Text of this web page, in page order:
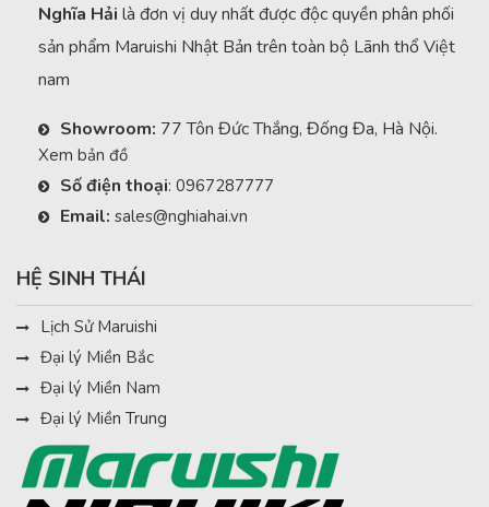
Nghĩa Hải là đơn vị duy nhất được độc quyền phân phối
sản phẩm Maruishi Nhật Bản trên toàn bộ Lãnh thổ Việt
nam
Showroom: 77 Tôn Đức Thắng, Đống Đa, Hà Nội.
Xem bản đồ
Số điện thoại: 0967287777
Email: sales@nghiahai.vn
HỆ SINH THÁI
Lịch Sử Maruishi
Đại lý Miền Bắc
Đại lý Miền Nam
Đại lý Miền Trung